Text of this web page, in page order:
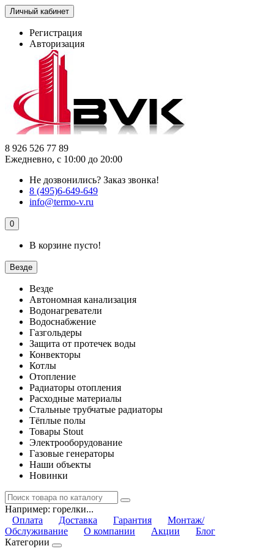
Личный кабинет
Регистрация
Авторизация
8 926 526 77 89
Ежедневно, с 10:00 до 20:00
Не дозвонились? Заказ звонка!
8 (495)6-649-649
info@termo-v.ru
0
В корзине пусто!
Везде
Везде
Автономная канализация
Водонагреватели
Водоснабжение
Газгольдеры
Защита от протечек воды
Конвекторы
Котлы
Отопление
Радиаторы отопления
Расходные материалы
Стальные трубчатые радиаторы
Тёплые полы
Товары Stout
Электрооборудование
Газовые генераторы
Наши объекты
Новинки
Например: горелки...
Оплата
Доставка Гарантия
Монтаж/
Обслуживание
О компании Акции
Блог
Категории